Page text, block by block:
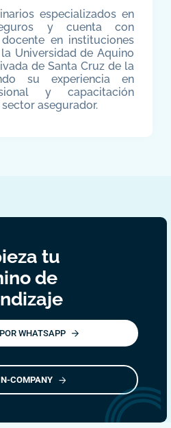
especializados en
y cuenta con
en instituciones
Universidad de Aquino
de Santa Cruz de la
su experiencia en
y capacitación
asegurador.
tu
de
WHATSAPP
COMPANY